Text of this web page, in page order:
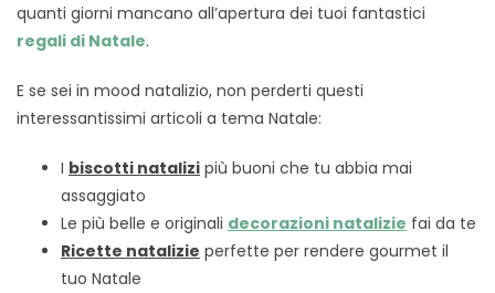
quanti giorni mancano all’apertura dei tuoi fantastici
regali di Natale.
E se sei in mood natalizio, non perderti questi
interessantissimi articoli a tema Natale:
I biscotti natalizi più buoni che tu abbia mai
assaggiato
Le più belle e originali decorazioni natalizie fai da te
Ricette natalizie perfette per rendere gourmet il
tuo Natale